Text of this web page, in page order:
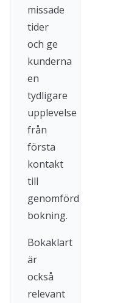
missade
tider
och ge
kunderna
en
tydligare
upplevelse
från
första
kontakt
till
genomförd
bokning.
Bokaklart
är
också
relevant